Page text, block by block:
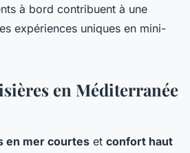
à bord contribuent à une
expériences uniques en mini-
en Méditerranée
en mer courtes et confort haut